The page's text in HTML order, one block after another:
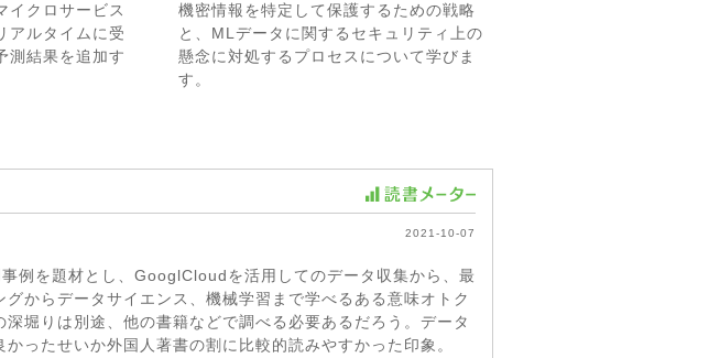
イクロサービス
アルタイムに受
測結果を追加す
機密情報を特定して保護するための戦略
と、MLデータに関するセキュリティ上の
懸念に対処するプロセスについて学びま
す。
2021-10-07
例を題材とし、GooglCloudを活用してのデータ収集から、最
からデータサイエンス、機械学習まで学べるある意味オトク
堀りは別途、他の書籍などで調べる必要あるだろう。データ
ったせいか外国人著書の割に比較的読みやすかった印象。